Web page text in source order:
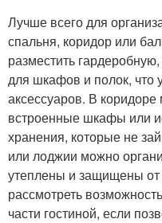
Лучше всего для
спальня, коридор или
разместить
для шкафов и полок, что
аксессуаров. В
встроенные шкафы или
хранения, которые не
или лоджии можно
утеплены и защищены
рассмотреть
части гостиной, если